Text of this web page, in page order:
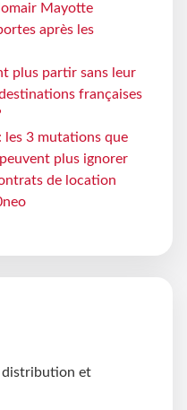
Mayotte
après les
plus partir sans leur
françaises
les 3 mutations que
plus ignorer
de location
distribution et